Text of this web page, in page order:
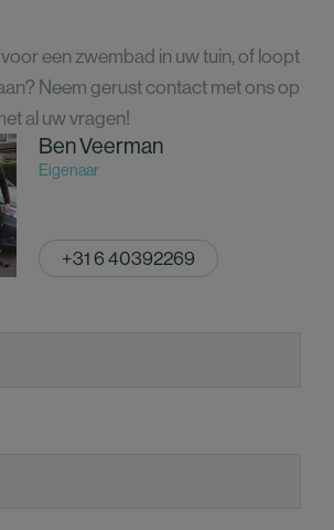
een zwembad in uw tuin, of loopt
Neem gerust contact met ons op
al uw vragen!
Ben Veerman
Eigenaar
+31 6 40392269